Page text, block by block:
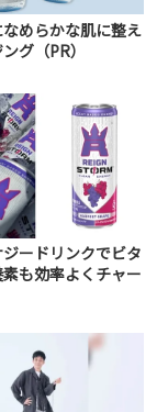
めらかな肌に整え
グ（PR）
ードリンクでビタ
も効率よくチャー